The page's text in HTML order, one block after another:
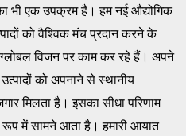
भी एक उपक्रम है। हम नई औद्योगिक
को वैश्विक मंच प्रदान करने के
विजन पर काम कर रहे हैं। अपने
को अपनाने से स्थानीय
मिलता है। इसका सीधा परिणाम
में सामने आता है। हमारी आयात